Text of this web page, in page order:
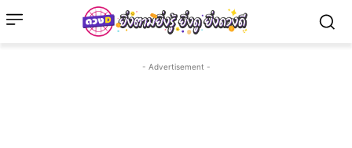
- Advertisement -